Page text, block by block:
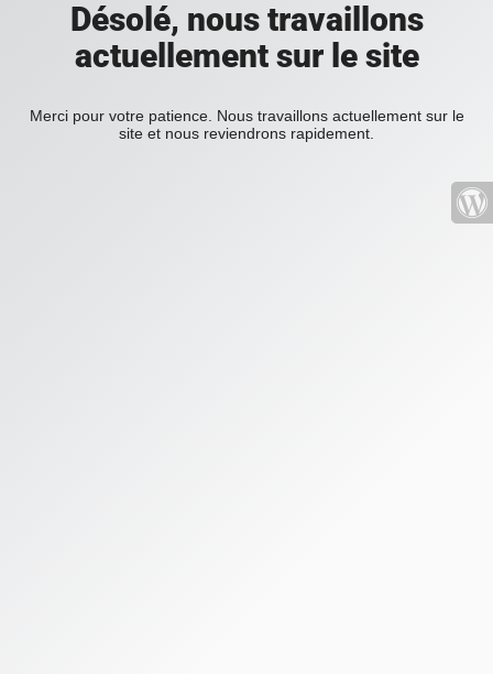
Désolé, nous travaillons
actuellement sur le site
Merci pour votre patience. Nous travaillons actuellement sur le
site et nous reviendrons rapidement.